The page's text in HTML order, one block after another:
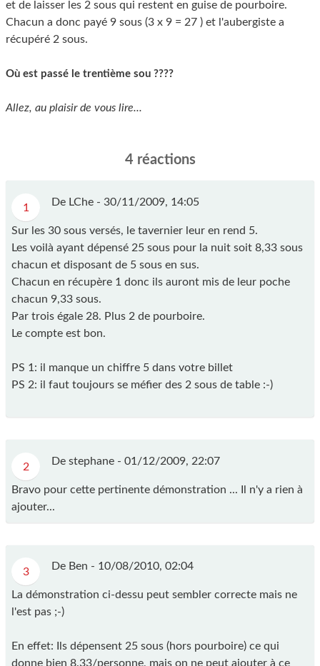
et de laisser les 2 sous qui restent en guise de pourboire.
Chacun a donc payé 9 sous (3 x 9 = 27 ) et l'aubergiste a
récupéré 2 sous.
Où est passé le trentième sou ????
Allez, au plaisir de vous lire...
4 réactions
1 De LChe - 30/11/2009, 14:05
Sur les 30 sous versés, le tavernier leur en rend 5.
Les voilà ayant dépensé 25 sous pour la nuit soit 8,33 sous
chacun et disposant de 5 sous en sus.
Chacun en récupère 1 donc ils auront mis de leur poche
chacun 9,33 sous.
Par trois égale 28. Plus 2 de pourboire.
Le compte est bon.
PS 1: il manque un chiffre 5 dans votre billet
PS 2: il faut toujours se méfier des 2 sous de table :-)
2 De stephane - 01/12/2009, 22:07
Bravo pour cette pertinente démonstration ... Il n'y a rien à
ajouter...
3 De Ben - 10/08/2010, 02:04
La démonstration ci-dessu peut sembler correcte mais ne
l'est pas ;-)
En effet: Ils dépensent 25 sous (hors pourboire) ce qui
donne bien 8.33/personne, mais on ne peut ajouter à ce